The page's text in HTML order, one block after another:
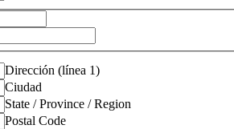
Dirección (línea 1)
Ciudad
State / Province / Region
Postal Code